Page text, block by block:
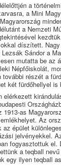
a
a Mini
a Nemzeti
díszített.
Sándor a
mutatta be az
Népfőiskolát,
további részét a
két fürdőhellyel is
elérkezett
1913-as
Az
az épület
jelvényekkel.
fogyasztottuk el.
a teqball
egy ilyen teqball